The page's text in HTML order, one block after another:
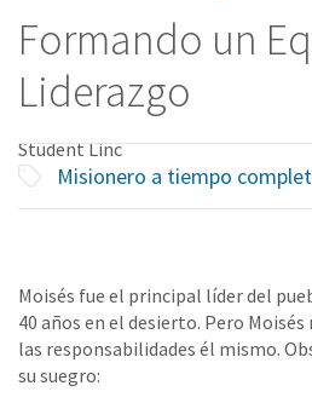
Formando un
Liderazgo
Student Linc
Misionero a tiempo
Moisés fue el principal líder del
40 años en el desierto. Pero
las responsabilidades él mismo.
su suegro: